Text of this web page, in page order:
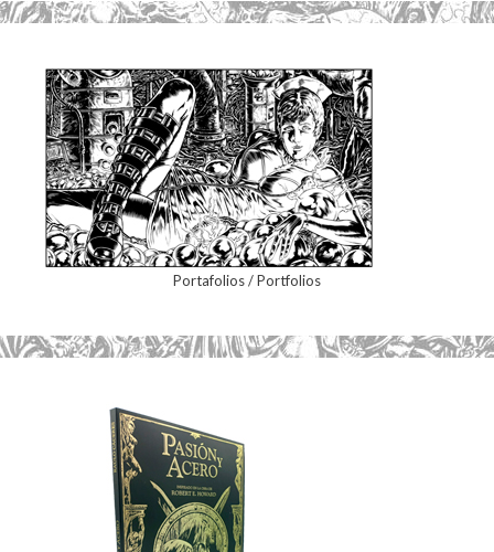
Portafolios / Portfolios